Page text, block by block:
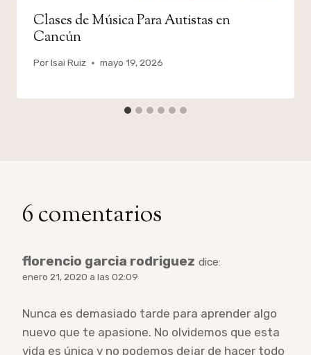
Clases de Música Para Autistas en
Cancún
PorIsai Ruiz mayo 19, 2026
6 comentarios
florencio garcia rodriguez dice:
enero 21, 2020 a las 02:09
Nunca es demasiado tarde para aprender algo
nuevo que te apasione. No olvidemos que esta
vida es única y no podemos dejar de hacer todo